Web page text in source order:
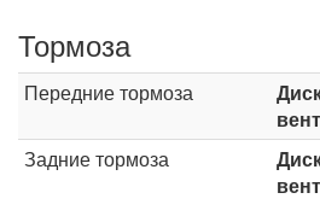
Тормоза
Передние тормоза
Задние тормоза